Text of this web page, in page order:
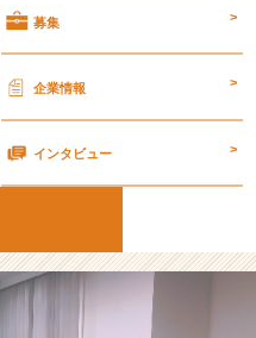
募集 >
企業情報 >
インタビュー >